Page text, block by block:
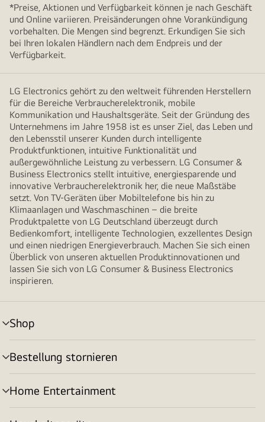
*Preise, Aktionen und Verfügbarkeit können je nach Geschäft
und Online variieren. Preisänderungen ohne Vorankündigung
vorbehalten. Die Mengen sind begrenzt. Erkundigen Sie sich
bei Ihren lokalen Händlern nach dem Endpreis und der
Verfügbarkeit.
LG Electronics gehört zu den weltweit führenden Herstellern
für die Bereiche Verbraucherelektronik, mobile
Kommunikation und Haushaltsgeräte. Seit der Gründung des
Unternehmens im Jahre 1958 ist es unser Ziel, das Leben und
den Lebensstil unserer Kunden durch intelligente
Produktfunktionen, intuitive Funktionalität und
außergewöhnliche Leistung zu verbessern. LG Consumer &
Business Electronics stellt intuitive, energiesparende und
innovative Verbraucherelektronik her, die neue Maßstäbe
setzt. Von TV-Geräten über Mobiltelefone bis hin zu
Klimaanlagen und Waschmaschinen – die breite
Produktpalette von LG Deutschland überzeugt durch
Bedienkomfort, intelligente Technologien, exzellentes Design
und einen niedrigen Energieverbrauch. Machen Sie sich einen
Überblick von unseren aktuellen Produktinnovationen und
lassen Sie sich von LG Consumer & Business Electronics
inspirieren.
Shop
Menü
umschalten
Bestellung stornieren
Menü
umschalten
Home Entertainment
Menü
umschalten